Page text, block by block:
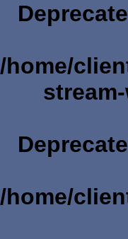
/home/
/home/